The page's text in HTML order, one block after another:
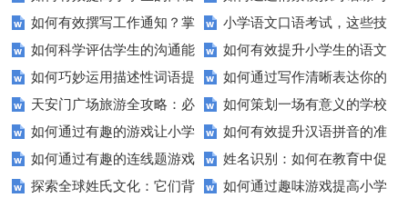
交际测试成绩？
提高你的沟通能力？
如何有效撰写工作通知？掌
握这些技巧让你的通知更专业！
小学语文口语考试，这些技
巧让孩子自信应考？
如何科学评估学生的沟通能
力？
如何有效提升小学生的语文
拼写能力？
如何巧妙运用描述性词语提
升教育效果？
如何通过写作清晰表达你的
愿望？
天安门广场旅游全攻略：必
看的历史与文化景点
如何策划一场有意义的学校
升旗仪式？
如何通过有趣的游戏让小学
生轻松掌握常见姓氏？
如何有效提升汉语拼音的准
确性和流利度？这里有妙招！
如何通过有趣的连线题游戏
提升孩子的逻辑思维能力？
姓名识别：如何在教育中促
进个性化学习？
探索全球姓氏文化：它们背
如何通过趣味游戏提高小学